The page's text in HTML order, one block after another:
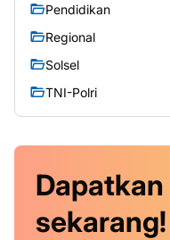
Pendidikan
Regional
Solsel
TNI-Polri
Dapatkan
sekarang!